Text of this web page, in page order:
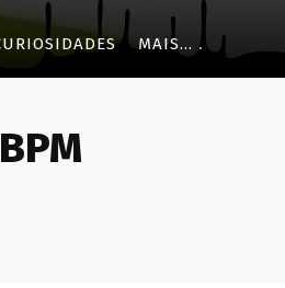
MAIS...